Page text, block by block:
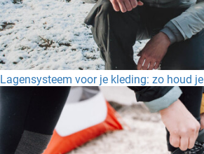
Lagensysteem voor je kleding: zo houd